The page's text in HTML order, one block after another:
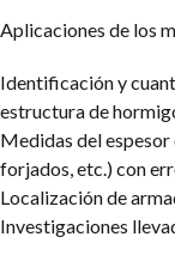
Aplicaciones de los
Identificación y
estructura de
Medidas del
forjados, etc.) con
Localización de
Investigaciones